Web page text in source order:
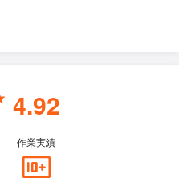
4.92
作業実績